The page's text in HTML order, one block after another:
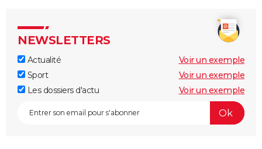
NEWSLETTERS
Actualité
Voir un exemple
Sport
Voir un exemple
Les dossiers d'actu
Voir un exemple